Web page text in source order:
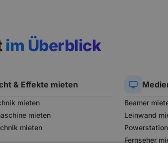
im Überblick
& Effekte mieten
mieten
mieten
mieten
Beamer
Leinwand
Fernseher